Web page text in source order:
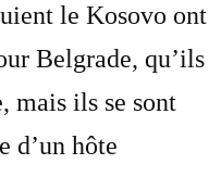
le Kosovo ont
Belgrade, qu’ils
mais ils se sont
d’un hôte